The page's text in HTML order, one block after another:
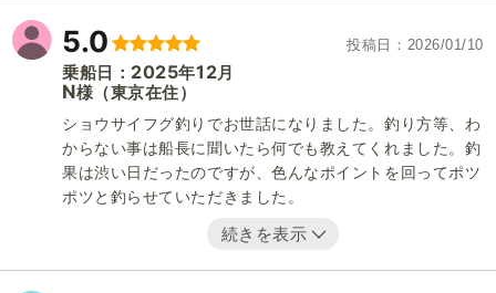
5.0 投稿日 2026/01/10
乗船日： 2025年12月
N様 （東京在住）
ショウサイフグ釣りでお世話になりました。釣り方等、わ
からない事は船長に聞いたら何でも教えてくれました。釣
果は渋い日だったのですが、色んなポイントを回ってポツ
ポツと釣らせていただきました。
続きを表示